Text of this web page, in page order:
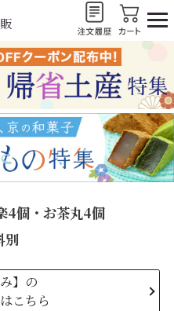
4個・お茶丸4個
別
】の
こちら